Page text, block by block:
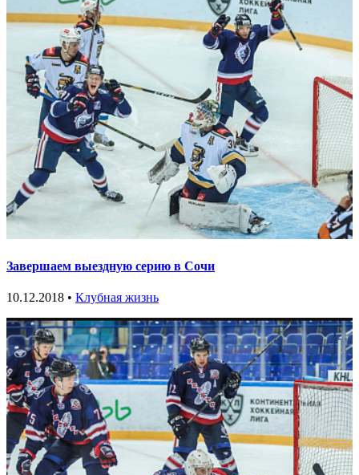
Завершаем выездную серию в Сочи
10.12.2018 • Клубная жизнь